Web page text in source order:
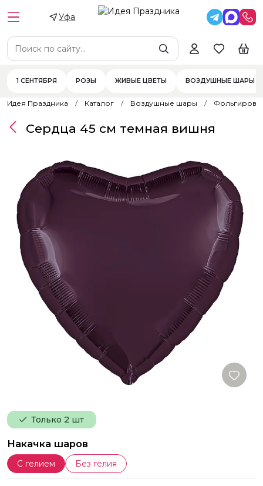
Уфа
1 СЕНТЯБРЯ РОЗЫ ЖИВЫЕ ЦВЕТЫ ВОЗДУШНЫЕ ШАРЫ
Идея Праздника Каталог Воздушные шары
Только 2 шт
Накачка шаров
С гелием Без гелия
Сердца 45 см темная вишня